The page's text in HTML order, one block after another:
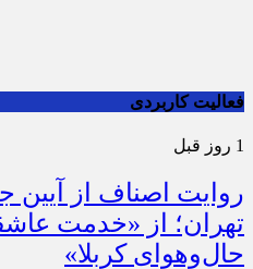
فعالیت کاربردی
1 روز قبل
روایت اصناف از آیین
تهران؛ از «خدمت
حال‌وهوای کربلا»